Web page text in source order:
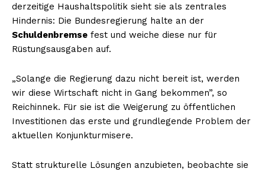
derzeitige Haushaltspolitik sieht sie als zentrales
Hindernis: Die Bundesregierung halte an der
Schuldenbremse fest und weiche diese nur für
Rüstungsausgaben auf.
„Solange die Regierung dazu nicht bereit ist, werden
wir diese Wirtschaft nicht in Gang bekommen”, so
Reichinnek. Für sie ist die Weigerung zu öffentlichen
Investitionen das erste und grundlegende Problem der
aktuellen Konjunkturmisere.
Statt strukturelle Lösungen anzubieten, beobachte sie